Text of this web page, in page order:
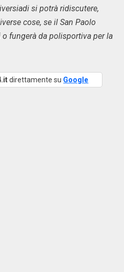
si potrà ridiscutere,
cose, se il San Paolo
fungerà da polisportiva per la
direttamente su Google